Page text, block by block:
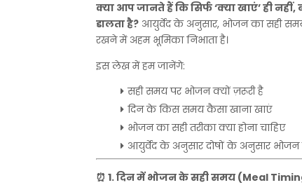
क्या आपजानतेहैंकिसिर्फ‘क्याखाएं’हीनहीं,
डालताहै? आयुर्वेद के अनुसार, भोजन का सही
रखने में अहम भूमिका निभाता है।
इस लेख में हम जानेंगे:
सही समय पर भोजन क्यों ज़रूरी है
दिन के किस समय कैसा खाना खाएं
भोजन का सही तरीका क्या होना चाहिए
आयुर्वेद के अनुसार दोषों के अनुसार भोजन
⏰ 1.दिनमें भोजनकेसहीसमय (Meal